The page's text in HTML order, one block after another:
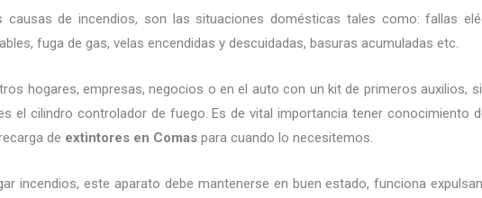
causas de incendios, son las situaciones domésticas tales como: fallas
fuga de gas, velas encendidas y descuidadas, basuras acumuladas etc.
hogares, empresas, negocios o en el auto con un kit de primeros auxilios,
el cilindro controlador de fuego. Es de vital importancia tener conocimiento
de extintores en Comas para cuando lo necesitemos.
incendios, este aparato debe mantenerse en buen estado, funciona